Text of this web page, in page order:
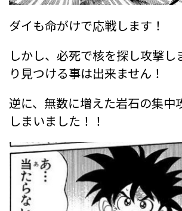
ダイも命がけで応戦します！
しかし、必死で核を探し攻撃し
り見つける事は出来ません！
逆に、無数に増えた岩石の集中
しまいました！！